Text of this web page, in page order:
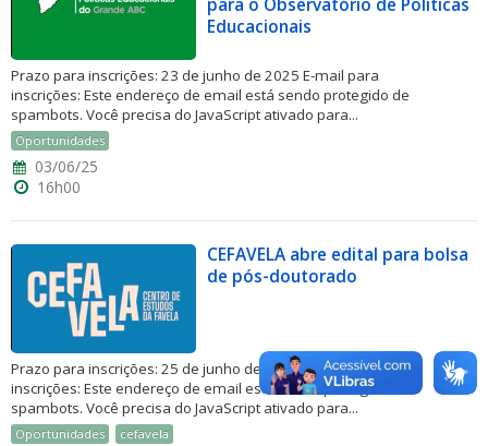
para o Observatório de Políticas
Educacionais
Prazo para inscrições: 23 de junho de 2025 E-mail para
inscrições: Este endereço de email está sendo protegido de
spambots. Você precisa do JavaScript ativado para...
Oportunidades
03/06/25
16h00
CEFAVELA abre edital para bolsa
de pós-doutorado
Prazo para inscrições: 25 de junho de 2025 E-mail para
inscrições: Este endereço de email está sendo protegido de
spambots. Você precisa do JavaScript ativado para...
Oportunidades cefavela